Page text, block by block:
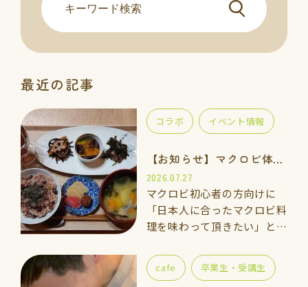
最近の記事
【お知らせ】マクロビ体験会のご案内
2026.07.27
マクロビ初心者の方向けに
「日本人に合ったマクロビ料
理を味わって頂きたい」と思
た。 一緒に手を動かしなが
ら「玄米ご飯、ごま塩、重ね
コラボ イベント情報
cafe 卒業生・受講生